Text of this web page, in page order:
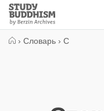
Close
Study
Buddhism
› Словарь › С